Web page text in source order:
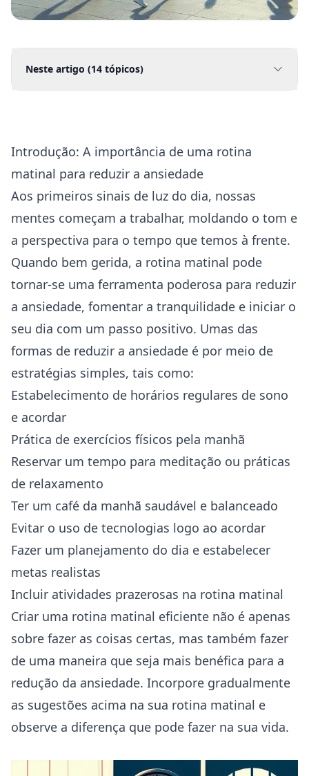
Neste artigo (14 tópicos)
Introdução: A importância de uma rotina
matinal para reduzir a ansiedade
Aos primeiros sinais de luz do dia, nossas
mentes começam a trabalhar, moldando o tom e
a perspectiva para o tempo que temos à frente.
Quando bem gerida, a rotina matinal pode
tornar-se uma ferramenta poderosa para reduzir
a ansiedade, fomentar a tranquilidade e iniciar o
seu dia com um passo positivo. Umas das
formas de reduzir a ansiedade é por meio de
estratégias simples, tais como:
Estabelecimento de horários regulares de sono
e acordar
Prática de exercícios físicos pela manhã
Reservar um tempo para meditação ou práticas
de relaxamento
Ter um café da manhã saudável e balanceado
Evitar o uso de tecnologias logo ao acordar
Fazer um planejamento do dia e estabelecer
metas realistas
Incluir atividades prazerosas na rotina matinal
Criar uma rotina matinal eficiente não é apenas
sobre fazer as coisas certas, mas também fazer
de uma maneira que seja mais benéfica para a
redução da ansiedade. Incorpore gradualmente
as sugestões acima na sua rotina matinal e
observe a diferença que pode fazer na sua vida.